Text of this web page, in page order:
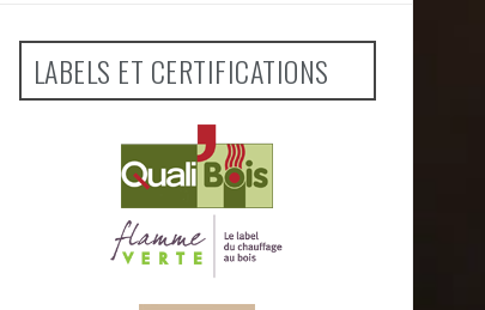
LABELS ET CERTIFICATIONS